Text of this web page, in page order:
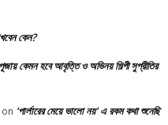
কেন?
পূজায় কেমন হবে আবৃত্তি ও অভিনয় শিল্পী সুপ্রীতির
on ‘পার্লারের মেয়ে ভালো নয়’ এ রকম কথা শুনেছি